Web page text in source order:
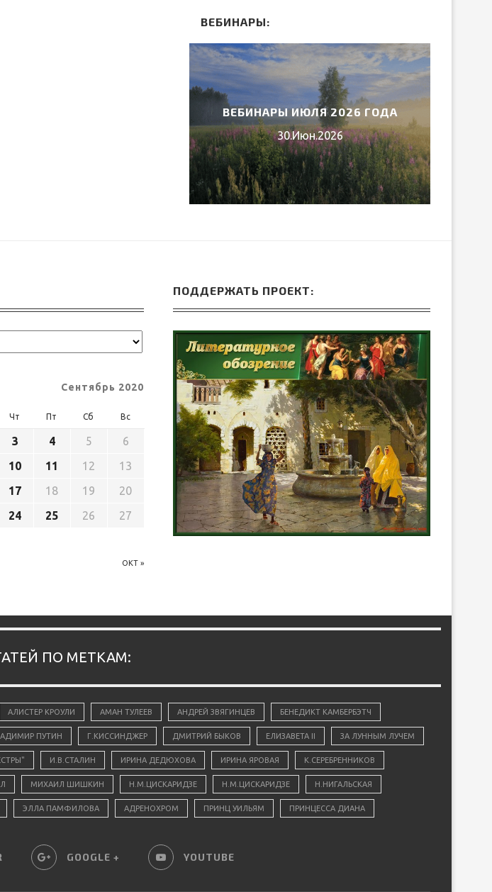
ВЕБИНАРЫ:
ВЕБИНАРЫ ИЮЛЯ 2026 ГОДА
30.Июн.2026
Сентябрь 2020
Чт Пт Сб Вс
ОКТ »
3 4 5
6
10 11 12
13
17 18 19
20
24 25 26
27
ПОДДЕРЖАТЬ ПРОЕКТ:
ПО МЕТКАМ:
АЛИСТЕР КРОУЛИ АМАН ТУЛЕЕВ АНДРЕЙ ЗВЯГИНЦЕВ БЕНЕДИКТ КАМБЕРБЭТЧ
ПУТИН Г.КИССИНДЖЕР ДМИТРИЙ БЫКОВ ЕЛИЗАВЕТА II ЗА ЛУННЫМ ЛУЧЕМ
И.В.СТАЛИН ИРИНА ДЕДЮХОВА ИРИНА ЯРОВАЯ К.СЕРЕБРЕННИКОВ
МИХАИЛ ШИШКИН Н.М.ЦИСКАРИДЗЕ Н.М.ЦИСКАРИДЗЕ Н.НИГАЛЬСКАЯ
ЭЛЛА ПАМФИЛОВА АДРЕНОХРОМ ПРИНЦ УИЛЬЯМ ПРИНЦЕССА ДИАНА
GOOGLE + YOUTUBE